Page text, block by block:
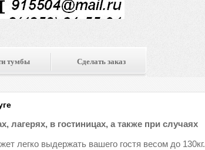
тумбы Сделать заказ
лагерях, в гостиницах, а также при случаях
легко выдержать вашего гостя весом до 130кг.